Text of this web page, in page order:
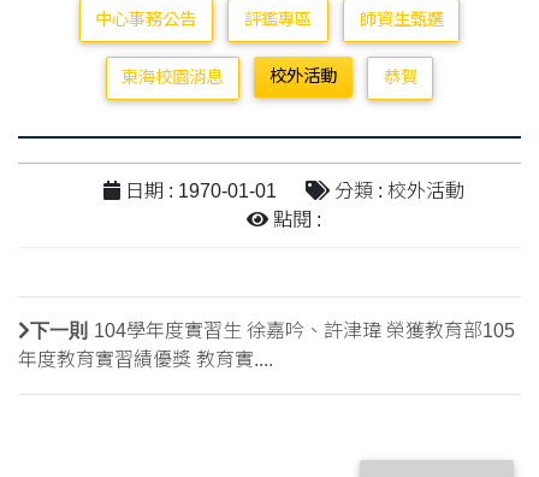
中心事務公告 評鑑專區 師資生甄選
東海校園消息 校外活動 恭賀
日期 : 1970-01-01
分類 : 校外活動
點閱 :
下一則 104學年度實習生 徐嘉吟、許津瑋 榮獲教育部105
年度教育實習績優獎 教育實....